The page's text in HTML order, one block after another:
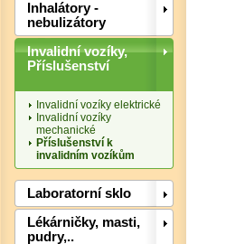
Inhalátory -
nebulizátory
Invalidní vozíky,
Příslušenství
Invalidní vozíky elektrické
Invalidní vozíky
mechanické
Příslušenství k
invalidním vozíkům
Laboratorní sklo
Lékárničky, masti,
pudry,..